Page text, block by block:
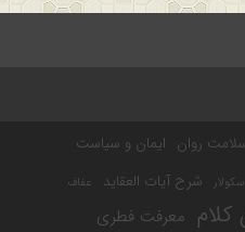
روان ایمان و سیاست
سکولار شرح آیات العقاید عفاف
معرفت فطری